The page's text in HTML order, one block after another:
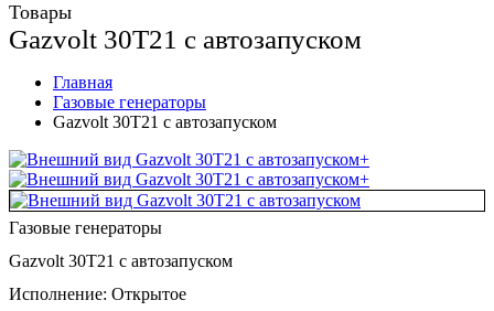
Товары
Gazvolt 30T21 с автозапуском
Главная
Газовые генераторы
Gazvolt 30T21 с автозапуском
+
+
Газовые генераторы
Gazvolt 30T21 с автозапуском
Исполнение: Открытое